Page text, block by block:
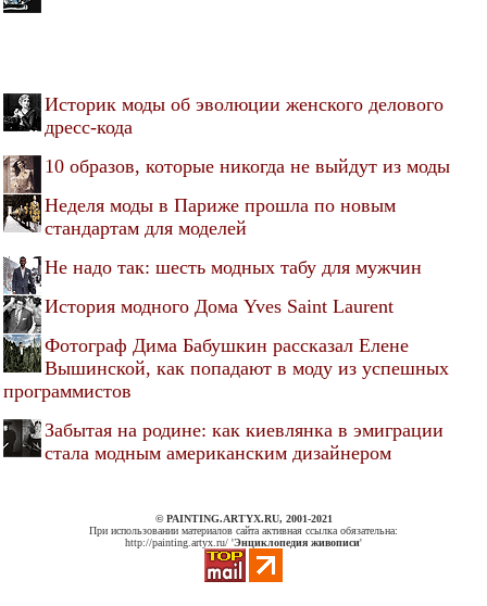
Историк моды об эволюции женского делового
дресс-кода
10 образов, которые никогда не выйдут из моды
Неделя моды в Париже прошла по новым
стандартам для моделей
Не надо так: шесть модных табу для мужчин
История модного Дома Yves Saint Laurent
Фотограф Дима Бабушкин рассказал Елене
Вышинской, как попадают в моду из успешных
программистов
Забытая на родине: как киевлянка в эмиграции
стала модным американским дизайнером
© PAINTING.ARTYX.RU, 2001-2021
При использовании материалов сайта активная ссылка обязательна:
http://painting.artyx.ru/ 'Энциклопедия живописи'